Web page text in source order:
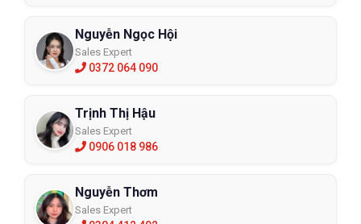
Nguyễn Ngọc Hội
Sales Expert
0372 064 090
Trịnh Thị Hậu
Sales Expert
0906 018 986
Nguyễn Thơm
Sales Expert